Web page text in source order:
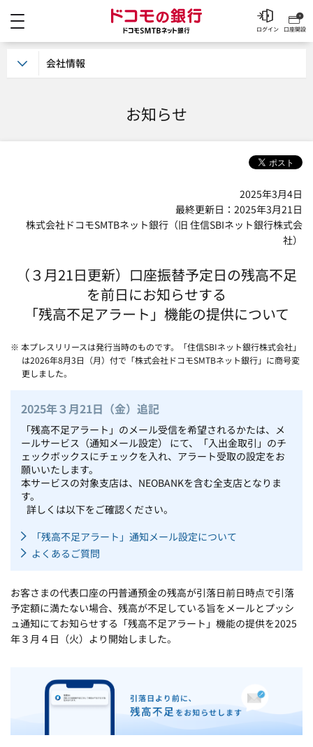
ドコモの銀行 ドコモ
口座開設
ログイン
お知らせ
2025年3月4日
最終更新日：2025年3月21日
株式会社ドコモSMTBネット銀行（旧 住信SBIネット銀行株式会
社）
（３月21日更新）口座振替予定日の残高不足
を前日にお知らせする
「残高不足アラート」機能の提供について
※ 本プレスリリースは発行当時のものです。「住信SBIネット銀行株式会社」
は2026年8月3日（月）付で「株式会社ドコモSMTBネット銀行」に商号変
更しました。
2025年３月21日（金）追記
「残高不足アラート」のメール受信を希望されるかたは、メ
ールサービス（通知メール設定） にて、「入出金取引」のチ
ェックボックスにチェックを入れ、アラート受取の設定をお
願いいたします。
本サービスの対象支店は、NEOBANKを含む全支店となりま
す。
詳しくは以下をご確認ください。
「残高不足アラート」通知メール設定について
よくあるご質問
お客さまの代表口座の円普通預金の残高が引落日前日時点で引落
予定額に満たない場合、残高が不足している旨をメールとプッシ
ュ通知にてお知らせする「残高不足アラート」機能の提供を2025
年３月４日（火）より開始しました。
会社情報